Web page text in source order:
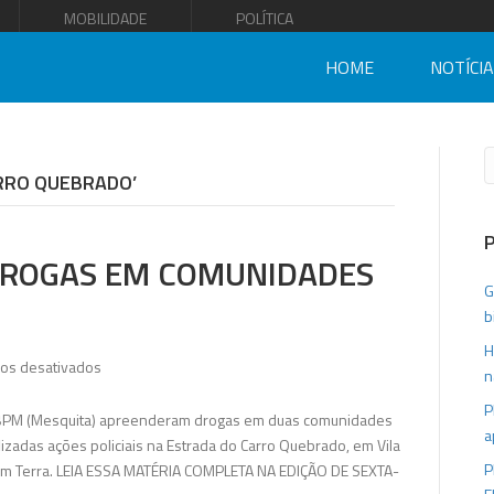
MOBILIDADE POLÍTICA
HOME
QUEBRADO’
EM COMUNIDADES
desativados
BPM
apreende
drogas
(Mesquita) apreenderam drogas em duas comunidades
ações policiais na Estrada do Carro Quebrado, em Vila
LEIA ESSA MATÉRIA COMPLETA NA EDIÇÃO DE SEXTA-